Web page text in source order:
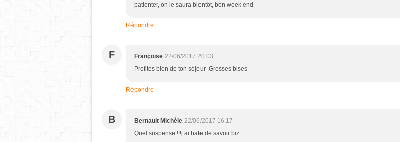
patienter, on le saura bientôt, bon week end
Répondre
F Françoise 22/06/2017 20:03
Profites bien de ton séjour .Grosses bises
Répondre
B Bernault Michèle 22/06/2017 16:17
Quel suspense !!!j ai hate de savoir biz